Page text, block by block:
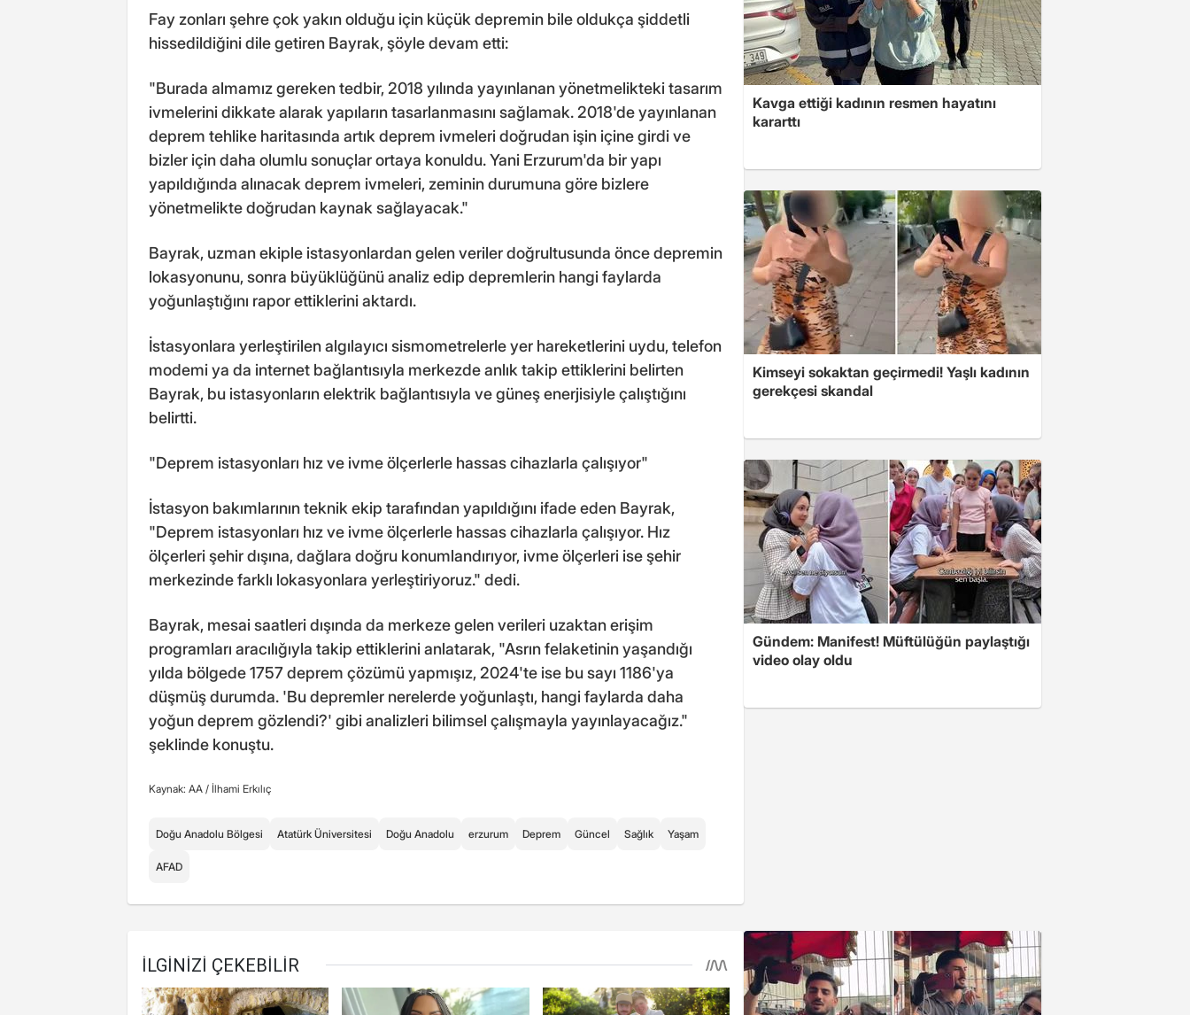
Fay zonları şehre çok yakın olduğu için küçük depremin bile oldukça şiddetli
hissedildiğini dile getiren Bayrak, şöyle devam etti:
"Burada almamız gereken tedbir, 2018 yılında yayınlanan yönetmelikteki tasarım
ivmelerini dikkate alarak yapıların tasarlanmasını sağlamak. 2018'de yayınlanan
deprem tehlike haritasında artık deprem ivmeleri doğrudan işin içine girdi ve
bizler için daha olumlu sonuçlar ortaya konuldu. Yani Erzurum'da bir yapı
yapıldığında alınacak deprem ivmeleri, zeminin durumuna göre bizlere
yönetmelikte doğrudan kaynak sağlayacak."
Bayrak, uzman ekiple istasyonlardan gelen veriler doğrultusunda önce depremin
lokasyonunu, sonra büyüklüğünü analiz edip depremlerin hangi faylarda
yoğunlaştığını rapor ettiklerini aktardı.
İstasyonlara yerleştirilen algılayıcı sismometrelerle yer hareketlerini uydu, telefon
modemi ya da internet bağlantısıyla merkezde anlık takip ettiklerini belirten
Bayrak, bu istasyonların elektrik bağlantısıyla ve güneş enerjisiyle çalıştığını
belirtti.
"Deprem istasyonları hız ve ivme ölçerlerle hassas cihazlarla çalışıyor"
İstasyon bakımlarının teknik ekip tarafından yapıldığını ifade eden Bayrak,
"Deprem istasyonları hız ve ivme ölçerlerle hassas cihazlarla çalışıyor. Hız
ölçerleri şehir dışına, dağlara doğru konumlandırıyor, ivme ölçerleri ise şehir
merkezinde farklı lokasyonlara yerleştiriyoruz." dedi.
Bayrak, mesai saatleri dışında da merkeze gelen verileri uzaktan erişim
programları aracılığıyla takip ettiklerini anlatarak, "Asrın felaketinin yaşandığı
yılda bölgede 1757 deprem çözümü yapmışız, 2024'te ise bu sayı 1186'ya
düşmüş durumda. 'Bu depremler nerelerde yoğunlaştı, hangi faylarda daha
yoğun deprem gözlendi?' gibi analizleri bilimsel çalışmayla yayınlayacağız."
şeklinde konuştu.
Kaynak: AA / İlhami Erkılıç
Doğu Anadolu Bölgesi Atatürk Üniversitesi Doğu Anadolu erzurum Deprem Güncel Sağlık Yaşam
AFAD
Kavga ettiği kadının resmen hayatını
kararttı
Kimseyi sokaktan geçirmedi! Yaşlı kadının
gerekçesi skandal
Gündem: Manifest! Müftülüğün paylaştığı
video olay oldu